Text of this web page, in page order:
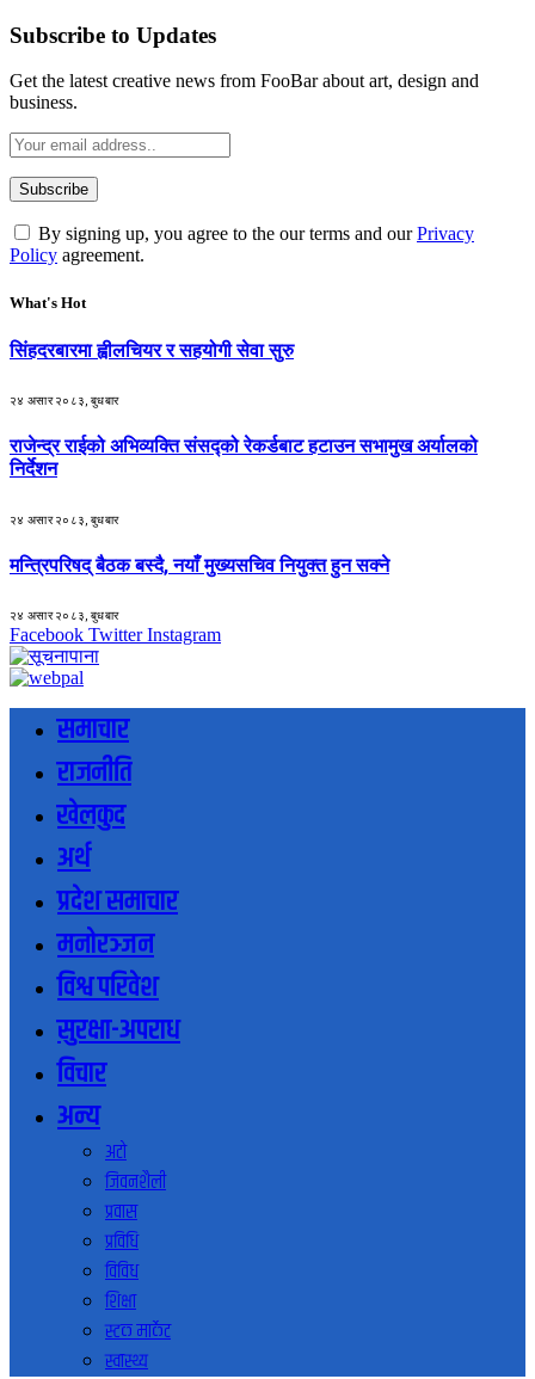
Subscribe to Updates
Get the latest creative news from FooBar about art, design and
business.
By signing up, you agree to the our terms and ourPrivacy
Policy agreement.
What's Hot
सिंहदरबारमा ह्वीलचियर र सहयोगी सेवा सुरु
२४ असार २०८३, बुधबार
राजेन्द्र राईको अभिव्यक्ति संसद्को रेकर्डबाट हटाउन सभामुख अर्यालको
निर्देशन
२४ असार २०८३, बुधबार
मन्त्रिपरिषद् बैठक बस्दै, नयाँ मुख्यसचिव नियुक्त हुन सक्ने
२४ असार २०८३, बुधबार
Facebook Twitter Instagram
समाचार
राजनीति
खेलकुद
अर्थ
प्रदेश समाचार
मनोरञ्जन
विश्व परिवेश
सुरक्षा-अपराध
विचार
अन्य
अटो
जिवनशैली
प्रवास
प्रविधि
विविध
शिक्षा
स्टक मार्केट
स्वास्थ्य